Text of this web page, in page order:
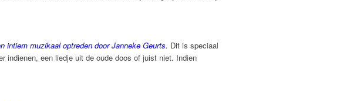
intiem muzikaal optreden door Janneke Geurts. Dit is speciaal
indienen, een liedje uit de oude doos of juist niet. Indien